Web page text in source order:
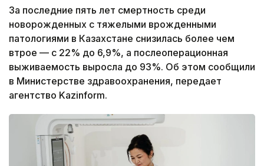
За последние пять лет смертность среди
новорожденных с тяжелыми врожденными
патологиями в Казахстане снизилась более чем
втрое — с 22% до 6,9%, а послеоперационная
выживаемость выросла до 93%. Об этом сообщили
в Министерстве здравоохранения, передает
агентство Kazinform.